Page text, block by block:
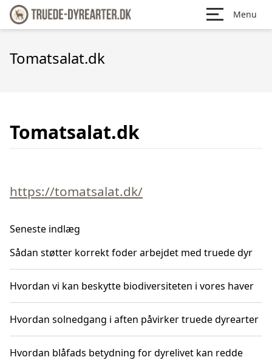
Menu
Tomatsalat.dk
Tomatsalat.dk
https://tomatsalat.dk/
Seneste indlæg
Sådan støtter korrekt foder arbejdet med truede dyr
Hvordan vi kan beskytte biodiversiteten i vores haver
Hvordan solnedgang i aften påvirker truede dyrearter
Hvordan blåfads betydning for dyrelivet kan redde